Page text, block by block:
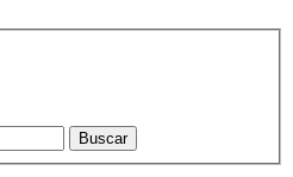
Buscar